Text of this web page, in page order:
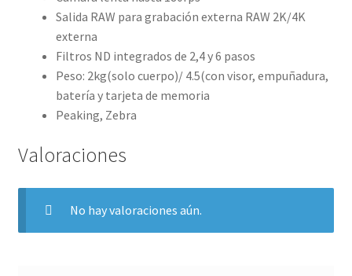
Salida RAW para grabación externa RAW 2K/4K
externa
Filtros ND integrados de 2,4 y 6 pasos
Peso: 2kg(solo cuerpo)/ 4.5(con visor, empuñadura,
batería y tarjeta de memoria
Peaking, Zebra
Valoraciones
No hay valoraciones aún.